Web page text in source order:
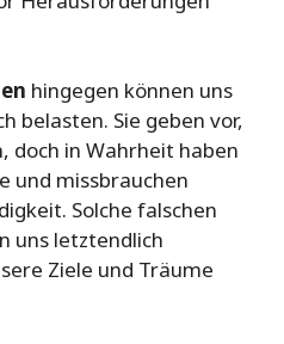
hingegen können uns
belasten. Sie geben vor,
doch in Wahrheit haben
und missbrauchen
Solche falschen
uns letztendlich
Ziele und Träume